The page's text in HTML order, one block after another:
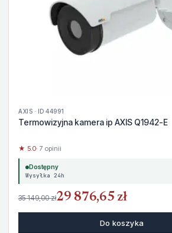
AXIS · ID 44991
Termowizyjna kamera ip AXIS Q1942-E
★ 5.0· 7 opinii
Dostępny
Wysyłka 24h
35 149,00 zł29 876,65 zł
Do koszyka